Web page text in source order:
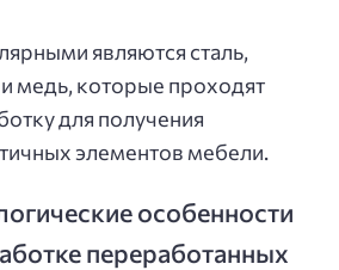
являются сталь,
медь, которые проходят
для получения
элементов мебели.
особенности
переработанных